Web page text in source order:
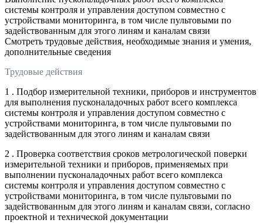
системы контроля и управления доступом совместно с
устройствами мониторинга, в том числе пультовыми по
задействованным для этого линям и каналам связи
Смотреть трудовые действия, необходимые знания и умения,
дополнительные сведения
Трудовые действия
1 . Подбор измерительной техники, приборов и инструментов
для выполнения пусконаладочных работ всего комплекса
системы контроля и управления доступом совместно с
устройствами мониторинга, в том числе пультовыми по
задействованным для этого линям и каналам связи
2 . Проверка соответствия сроков метрологической поверки
измерительной техники и приборов, применяемых при
выполнении пусконаладочных работ всего комплекса
системы контроля и управления доступом совместно с
устройствами мониторинга, в том числе пультовыми по
задействованным для этого линям и каналам связи, согласно
проектной и технической документации